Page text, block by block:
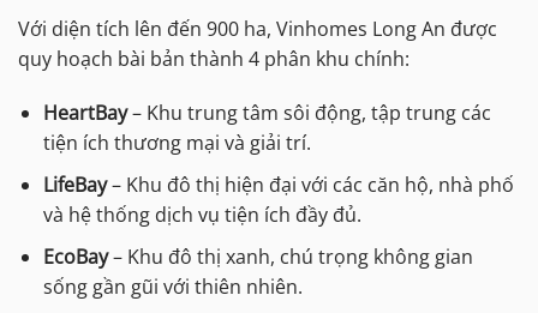
Với diện tích lên đến 900 ha, Vinhomes Long An được
quy hoạch bài bản thành 4 phân khu chính:
HeartBay– Khu trung tâm sôi động, tập trung các
tiện ích thương mại và giải trí.
LifeBay– Khu đô thị hiện đại với các căn hộ, nhà phố
và hệ thống dịch vụ tiện ích đầy đủ.
EcoBay– Khu đô thị xanh, chú trọng không gian
sống gần gũi với thiên nhiên.